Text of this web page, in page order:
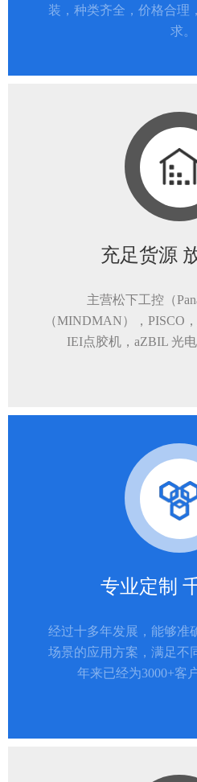
装，种类齐全，价格合理
求。
充足货源
主营松下工控（
（MINDMAN），PISCO
IEI点胶机，aZBIL 光
专业定制
经过十多年发展，能够准
场景的应用方案，满足不
年来已经为3000+客